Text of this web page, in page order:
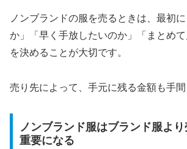
ノンブランドの服を売るときは、最初
か」「早く手放したいのか」「まとめて
を決めることが大切です。
売り先によって、手元に残る金額も手間
ノンブランド服はブランド服よ
重要になる